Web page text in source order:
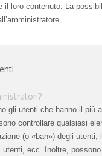
il loro contenuto. La
gli utenti che hanno il più
controllare qualsiasi
(o «ban») degli utenti,
utenti, ecc. Inoltre,